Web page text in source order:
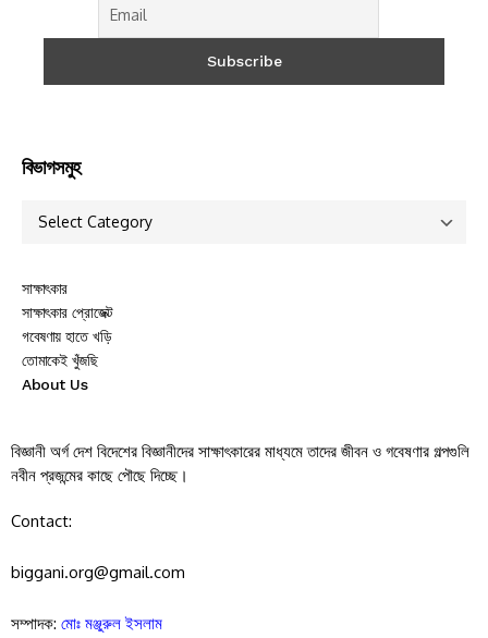
বিভাগসমুহ
সাক্ষাৎকার
সাক্ষাৎকার প্রোজেক্ট
গবেষণায় হাতে খড়ি
তোমাকেই খুঁজছি
About Us
বিজ্ঞানী অর্গ দেশ বিদেশের বিজ্ঞানীদের সাক্ষাৎকারের মাধ্যমে তাদের জীবন ও গবেষণার গল্পগুলি
নবীন প্রজন্মের কাছে পৌছে দিচ্ছে।
Contact:
biggani.org@gmail.com
সম্পাদক: মোঃ মঞ্জুরুল ইসলাম